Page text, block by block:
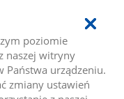
poziomie
naszej witryny
Państwa urządzeniu.
zmiany ustawień